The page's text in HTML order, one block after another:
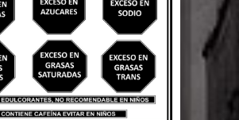
El PRM tendrá desde el próximo
domingo una dirección de hombres